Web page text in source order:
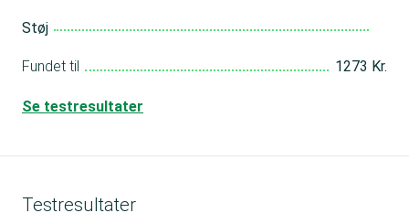
Støj
Fundet til 1273 Kr.
Se testresultater
Testresultater